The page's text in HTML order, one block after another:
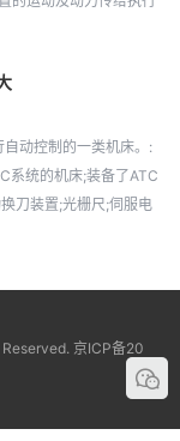
动控制的一类机床。:
系统的机床;装备了ATC
刀装置;光栅尺;伺服电
京ICP备20